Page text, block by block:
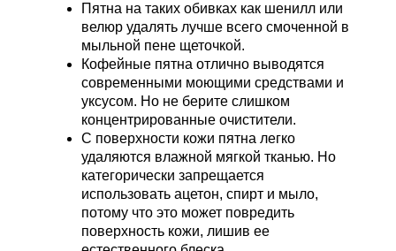
Пятна на таких обивках как шенилл или
велюр удалять лучше всего смоченной в
мыльной пене щеточкой.
Кофейные пятна отлично выводятся
современными моющими средствами и
уксусом. Но не берите слишком
концентрированные очистители.
С поверхности кожи пятна легко
удаляются влажной мягкой тканью. Но
категорически запрещается
использовать ацетон, спирт и мыло,
потому что это может повредить
поверхность кожи, лишив ее